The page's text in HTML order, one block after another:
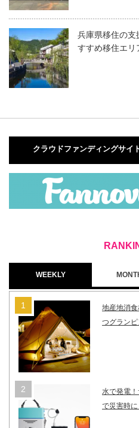
兵庫県移住の支
すすめ移住エ
クラウドファンディングサイ
WEEKLY
地産地消
つグランピ
水で発電！
で災害時に